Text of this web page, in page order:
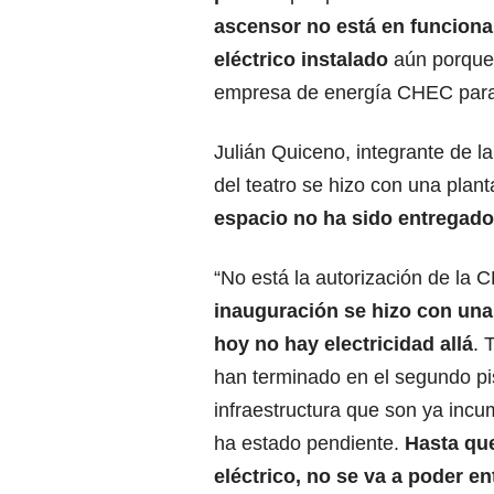
ascensor no está en
eléctrico instalado aún
empresa de energía CHEC
Julián Quiceno, integrante de
del teatro se hizo con una
espacio no ha sido
“No está la autorización de la
inauguración se hizo con
hoy no hay electricidad allá.
han terminado en el segundo
infraestructura que son ya
ha estado pendiente. Hasta
eléctrico, no se va a poder